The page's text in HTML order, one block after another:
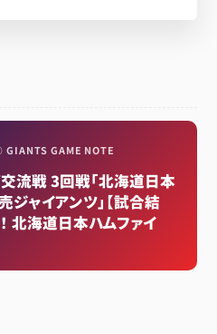
GIANTS GAME NOTE
流戦 3回戦「北海道日本
ャイアンツ」【試合結
北海道日本ハムファイ